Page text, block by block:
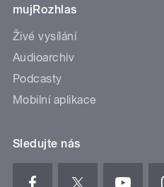
mujRozhlas
Živé vysílání
Audioarchiv
Podcasty
Mobilní aplikace
Sledujte nás